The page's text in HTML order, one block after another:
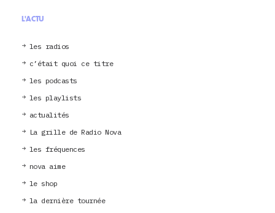
L'ACTU
les radios
c’était quoi ce titre
les podcasts
les playlists
actualités
La grille de Radio Nova
les fréquences
nova aime
le shop
la dernière tournée